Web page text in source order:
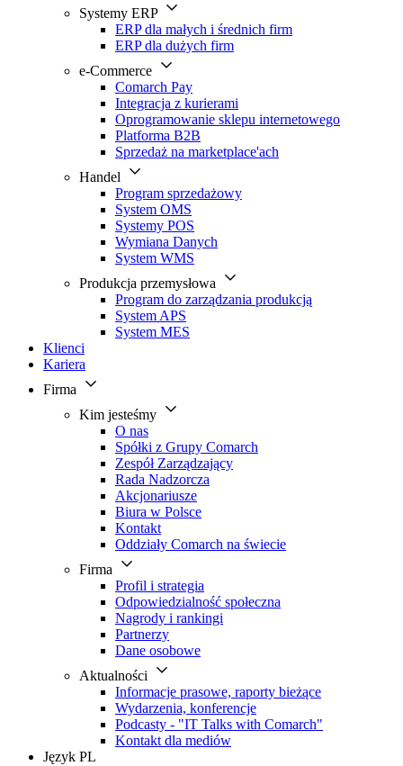
Systemy ERP
ERP dla małych i średnich firm
ERP dla dużych firm
e-Commerce
Comarch Pay
Integracja z kurierami
Oprogramowanie sklepu internetowego
Platforma B2B
Sprzedaż na marketplace'ach
Handel
Program sprzedażowy
System OMS
Systemy POS
Wymiana Danych
System WMS
Produkcja przemysłowa
Program do zarządzania produkcją
System APS
System MES
Klienci
Kariera
Firma
Kim jesteśmy
O nas
Spółki z Grupy Comarch
Zespół Zarządzający
Rada Nadzorcza
Akcjonariusze
Biura w Polsce
Kontakt
Oddziały Comarch na świecie
Firma
Profil i strategia
Odpowiedzialność społeczna
Nagrody i rankingi
Partnerzy
Dane osobowe
Aktualności
Informacje prasowe, raporty bieżące
Wydarzenia, konferencje
Podcasty - "IT Talks with Comarch"
Kontakt dla mediów
Język PL